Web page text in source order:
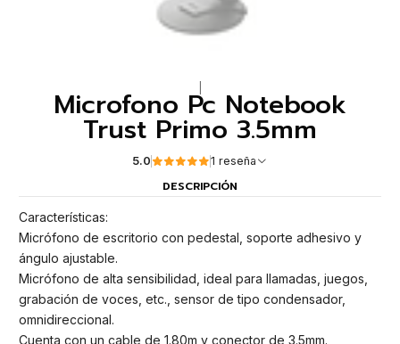
Microfono Pc Notebook
Trust Primo 3.5mm
5.0 1 reseña
DESCRIPCIÓN
Características:
Micrófono de escritorio con pedestal, soporte adhesivo y
ángulo ajustable.
Micrófono de alta sensibilidad, ideal para llamadas, juegos,
grabación de voces, etc., sensor de tipo condensador,
omnidireccional.
Cuenta con un cable de 1.80m y conector de 3.5mm.